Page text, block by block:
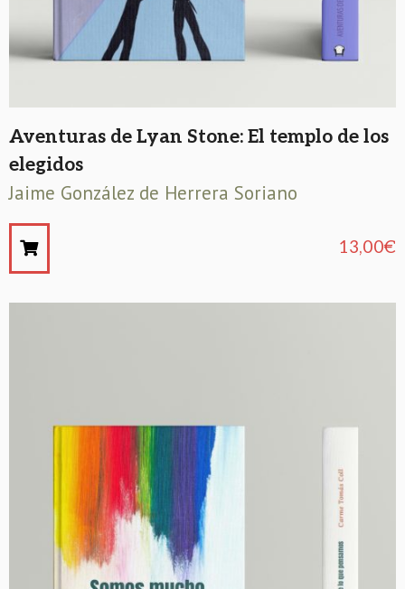
Aventuras de Lyan Stone: El templo de los
elegidos
Jaime González de Herrera Soriano
13,00€